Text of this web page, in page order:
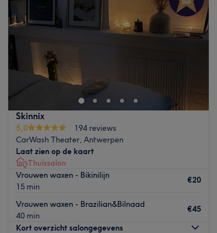
Skinnix
5,0
194 reviews
CarWash Theater, Antwerpen
Laat zien op de kaart
Thuissalon
Vrouwen waxen - Bikinilijn
15 min
€20
Vrouwen waxen - Brazilian&Bilnaad
40 min
€45
Kort overzicht salongegevens